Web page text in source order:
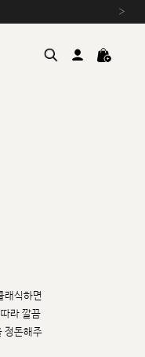
›
래식하면
라 깔끔
정돈해주